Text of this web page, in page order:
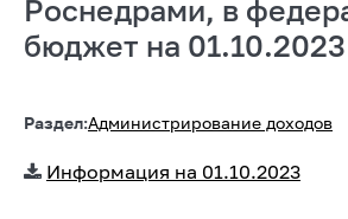
Роснедрами, в
бюджет на 01.10.2023
Раздел:Администрирование доходов
Информация на 01.10.2023